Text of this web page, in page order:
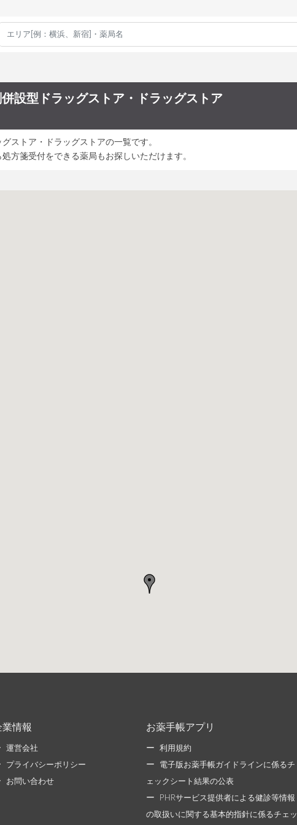
設型ドラッグストア・ドラッグストア
ストア・ドラッグストアの一覧です。
方箋受付をできる薬局もお探しいただけます。
業情報
運営会社
プライバシーポリシー
お問い合わせ
お薬手帳アプリ
利用規約
電子版お薬手帳ガイドラインに係るチ
ェックシート結果の公表
PHRサービス提供者による健診等情報
の取扱いに関する基本的指針に係るチェッ